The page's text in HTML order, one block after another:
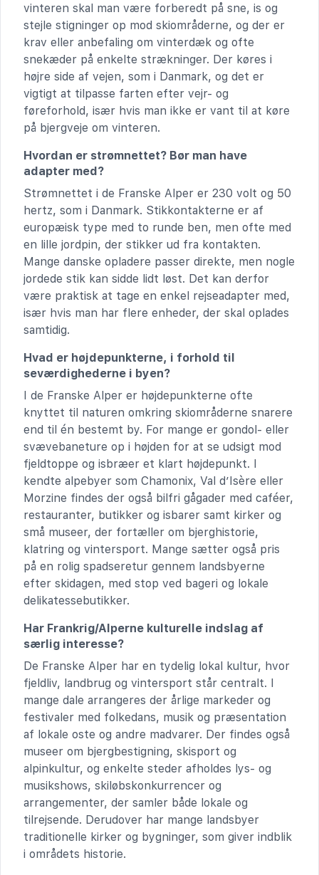
vinteren skal man være forberedt på sne, is og
stejle stigninger op mod skiområderne, og der er
krav eller anbefaling om vinterdæk og ofte
snekæder på enkelte strækninger. Der køres i
højre side af vejen, som i Danmark, og det er
vigtigt at tilpasse farten efter vejr- og
føreforhold, især hvis man ikke er vant til at køre
på bjergveje om vinteren.
Hvordan er strømnettet? Bør man have
adapter med?
Strømnettet i de Franske Alper er 230 volt og 50
hertz, som i Danmark. Stikkontakterne er af
europæisk type med to runde ben, men ofte med
en lille jordpin, der stikker ud fra kontakten.
Mange danske opladere passer direkte, men nogle
jordede stik kan sidde lidt løst. Det kan derfor
være praktisk at tage en enkel rejseadapter med,
især hvis man har flere enheder, der skal oplades
samtidig.
Hvad er højdepunkterne, i forhold til
seværdighederne i byen?
I de Franske Alper er højdepunkterne ofte
knyttet til naturen omkring skiområderne snarere
end til én bestemt by. For mange er gondol- eller
svævebaneture op i højden for at se udsigt mod
fjeldtoppe og isbræer et klart højdepunkt. I
kendte alpebyer som Chamonix, Val d’Isère eller
Morzine findes der også bilfri gågader med caféer,
restauranter, butikker og isbarer samt kirker og
små museer, der fortæller om bjerghistorie,
klatring og vintersport. Mange sætter også pris
på en rolig spadseretur gennem landsbyerne
efter skidagen, med stop ved bageri og lokale
delikatessebutikker.
Har Frankrig/Alperne kulturelle indslag af
særlig interesse?
De Franske Alper har en tydelig lokal kultur, hvor
fjeldliv, landbrug og vintersport står centralt. I
mange dale arrangeres der årlige markeder og
festivaler med folkedans, musik og præsentation
af lokale oste og andre madvarer. Der findes også
museer om bjergbestigning, skisport og
alpinkultur, og enkelte steder afholdes lys- og
musikshows, skiløbskonkurrencer og
arrangementer, der samler både lokale og
tilrejsende. Derudover har mange landsbyer
traditionelle kirker og bygninger, som giver indblik
i områdets historie.